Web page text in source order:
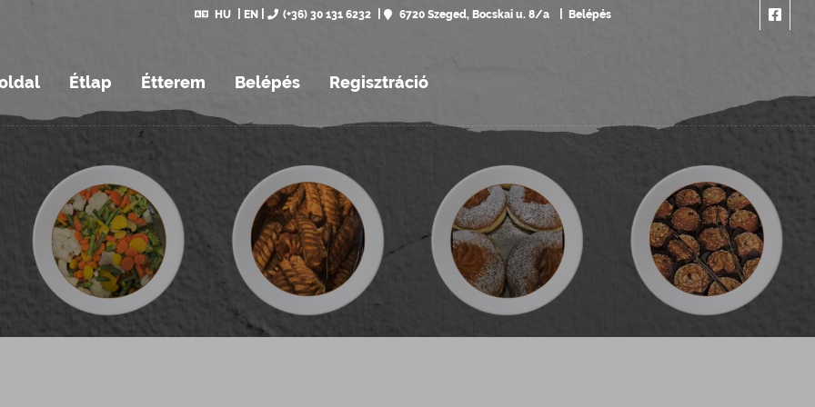
HU EN (+36) 30 131 6232 6720 Szeged, Bocskai u. 8/a Belépés
Étlap Étterem Belépés Regisztráció